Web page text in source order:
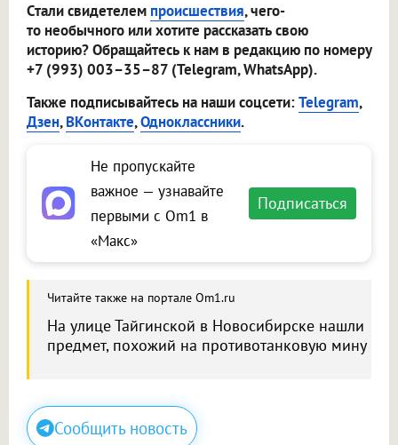
Стали свидетелем происшествия, чего-
то необычного или хотите рассказать свою
историю? Обращайтесь к нам в редакцию по номеру
+7 (993) 003–35–87 (Telegram, WhatsApp).
Также подписывайтесь на наши соцсети:Telegram,
Дзен,ВКонтакте,Одноклассники.
Не пропускайте
важное — узнавайте
первыми с Om1 в
«Макс»
Подписаться
Читайте также на портале Om1.ru
На улице Тайгинской в Новосибирске нашли
предмет, похожий на противотанковую мину
Сообщить новость